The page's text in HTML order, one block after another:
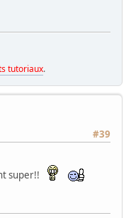
tutoriaux.
#39
super!!